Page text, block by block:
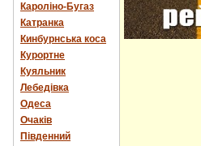
Кароліно-Бугаз
Катранка
Кинбурнська коса
Курортне
Куяльник
Лебедівка
Одеса
Очаків
Південний